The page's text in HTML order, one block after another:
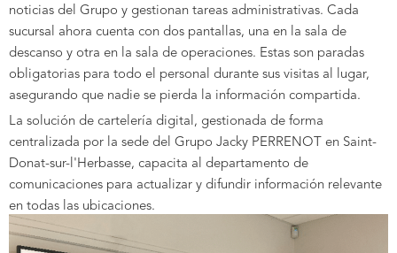
noticias del Grupo y gestionan tareas administrativas. Cada
sucursal ahora cuenta con dos pantallas, una en la sala de
descanso y otra en la sala de operaciones. Estas son paradas
obligatorias para todo el personal durante sus visitas al lugar,
asegurando que nadie se pierda la información compartida.
La solución de cartelería digital, gestionada de forma
centralizada por la sede del Grupo Jacky PERRENOT en Saint-
Donat-sur-l'Herbasse, capacita al departamento de
comunicaciones para actualizar y difundir información relevante
en todas las ubicaciones.